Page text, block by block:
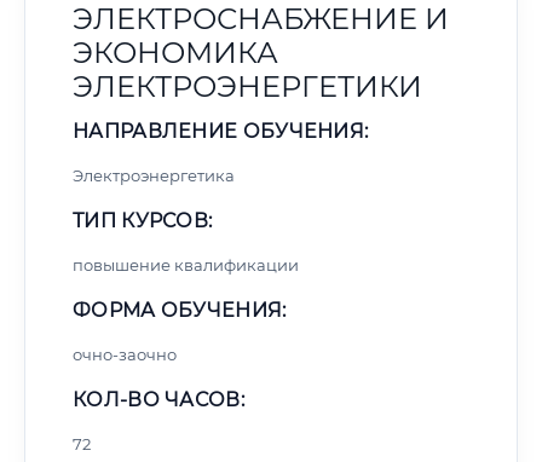
ЭЛЕКТРОСНАБЖЕНИЕ И
ЭКОНОМИКА
ЭЛЕКТРОЭНЕРГЕТИКИ
НАПРАВЛЕНИЕ ОБУЧЕНИЯ:
Электроэнергетика
ТИП КУРСОВ:
повышение квалификации
ФОРМА ОБУЧЕНИЯ:
очно-заочно
КОЛ-ВО ЧАСОВ:
72